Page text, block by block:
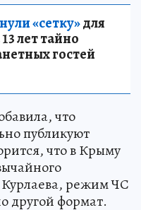
«сетку»для
лет тайно
гостей
что
публикуют
что в Крыму
режим ЧС
другой формат.